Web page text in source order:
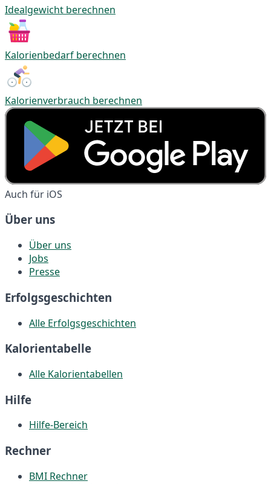
Idealgewicht berechnen
Kalorienbedarf berechnen
Kalorienverbrauch berechnen
Auch für iOS
Über uns
Über uns
Jobs
Presse
Erfolgsgeschichten
Alle Erfolgsgeschichten
Kalorientabelle
Alle Kalorientabellen
Hilfe
Hilfe-Bereich
Rechner
BMI Rechner